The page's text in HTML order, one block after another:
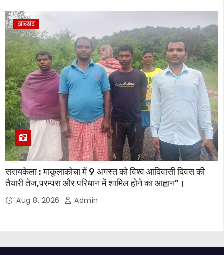
झारखंड
सरायकेला : माकूलाकोचा में 9 अगस्त को विश्व आदिवासी दिवस की
तैयारी तेज,परम्परा और परिधान में शामिल होने का आह्वान”।
Aug 8, 2026 Admin